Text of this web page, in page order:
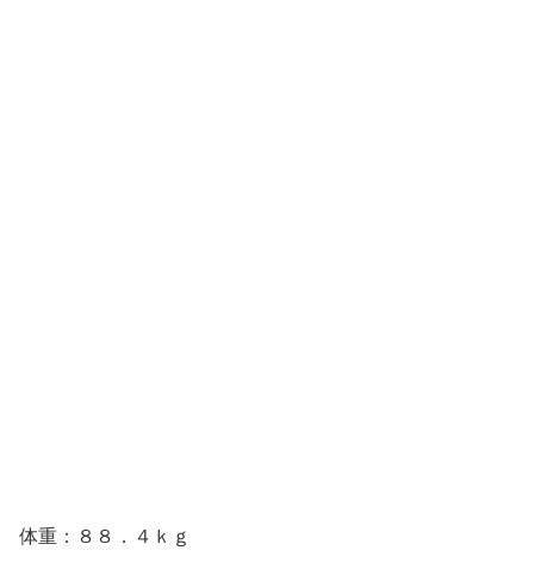
体重：８８．４ｋｇ